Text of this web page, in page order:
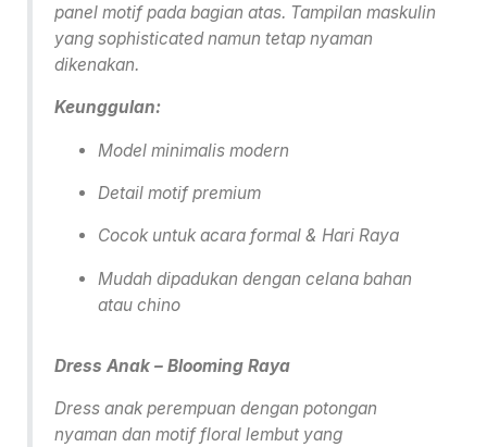
panel motif pada bagian atas. Tampilan maskulin
yang sophisticated namun tetap nyaman
dikenakan.
Keunggulan:
Model minimalis modern
Detail motif premium
Cocok untuk acara formal & Hari Raya
Mudah dipadukan dengan celana bahan
atau chino
Dress Anak – Blooming Raya
Dress anak perempuan dengan potongan
nyaman dan motif floral lembut yang